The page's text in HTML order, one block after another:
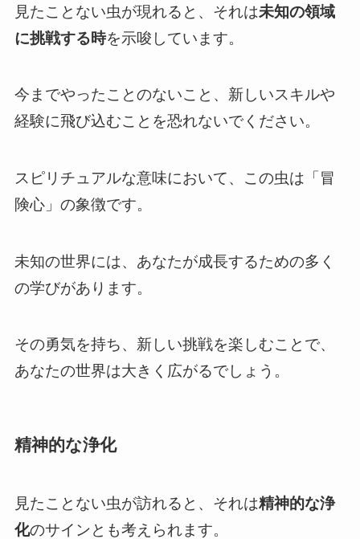
見たことない虫が現れると、それは未知の領域
に挑戦する時を示唆しています。
今までやったことのないこと、新しいスキルや
経験に飛び込むことを恐れないでください。
スピリチュアルな意味において、この虫は「冒
険心」の象徴です。
未知の世界には、あなたが成長するための多く
の学びがあります。
その勇気を持ち、新しい挑戦を楽しむことで、
あなたの世界は大きく広がるでしょう。
精神的な浄化
見たことない虫が訪れると、それは精神的な浄
化のサインとも考えられます。